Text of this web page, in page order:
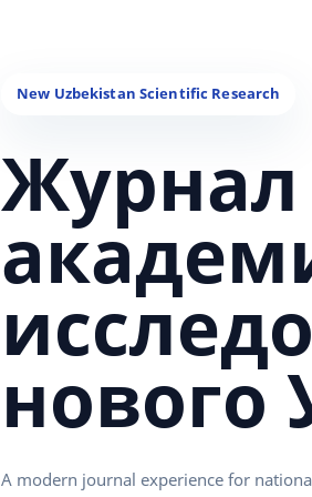
Журнал
нового